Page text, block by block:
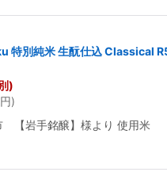
特別純米 生酛仕込 Classical
)
円)
【岩手銘醸】様より 使用